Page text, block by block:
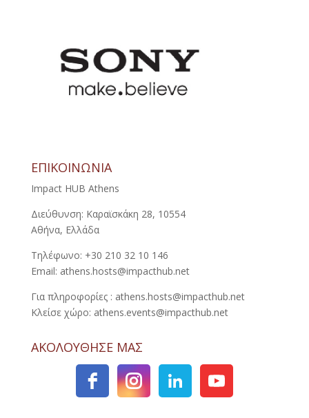
ΕΠΙΚΟΙΝΩΝΙΑ
Impact HUB Athens
Διεύθυνση: Καραϊσκάκη 28, 10554
Αθήνα, Ελλάδα
Τηλέφωνο: +30 210 32 10 146
Email: athens.hosts@impacthub.net
Για πληροφορίες : athens.hosts@impacthub.net
Κλείσε χώρο: athens.events@impacthub.net
ΑΚΟΛΟΥΘΗΣΕ ΜΑΣ